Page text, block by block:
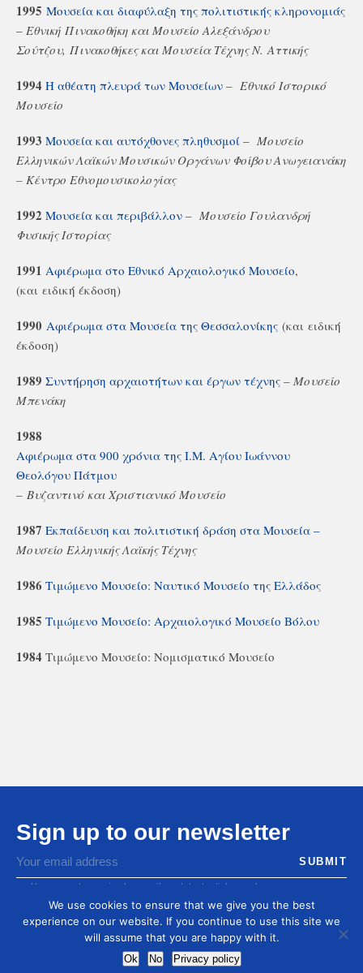
1995 Μουσεία και διαφύλαξη της πολιτιστικής κληρονομιάς
– Εθνική Πινακοθήκη και Μουσείο Αλεξάνδρου
Σούτζου, Πινακοθήκες και Μουσεία Τέχνης Ν. Αττικής
1994 Η αθέατη πλευρά των Μουσείων – Εθνικό Ιστορικό
Μουσείο
1993 Μουσεία και αυτόχθονες πληθυσμοί – Μουσείο
Ελληνικών Λαϊκών Μουσικών Οργάνων Φοίβου Ανωγειανάκη
– Κέντρο Εθνομουσικολογίας
1992 Μουσεία και περιβάλλον – Μουσείο Γουλανδρή
Φυσικής Ιστορίας
1991 Αφιέρωμα στο Εθνικό Αρχαιολογικό Μουσείο,
(και ειδική έκδοση)
1990 Αφιέρωμα στα Μουσεία της Θεσσαλονίκης (και ειδική
έκδοση)
1989 Συντήρηση αρχαιοτήτων και έργων τέχνης – Μουσείο
Μπενάκη
1988
Αφιέρωμα στα 900 χρόνια της Ι.Μ. Αγίου Ιωάννου
Θεολόγου Πάτμου
– Βυζαντινό και Χριστιανικό Μουσείο
1987 Εκπαίδευση και πολιτιστική δράση στα Μουσεία –
Μουσείο Ελληνικής Λαϊκής Τέχνης
1986 Τιμώμενο Μουσείο: Ναυτικό Μουσείο της Ελλάδος
1985 Τιμώμενο Μουσείο: Αρχαιολογικό Μουσείο Βόλου
1984 Τιμώμενο Μουσείο: Νομισματικό Μουσείο
Sign up to our newsletter
You agree to receive by email our latest articles and
We use cookies to ensure that we give you the best
experience on our website. If you continue to use this site we
will assume that you are happy with it.
Ok No Privacy policy